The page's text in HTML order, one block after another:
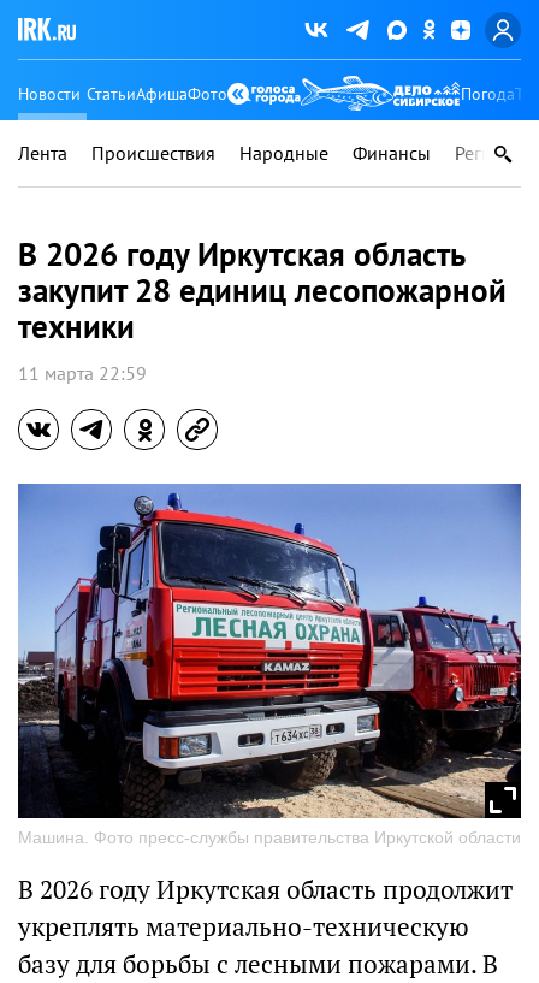
Новости СтатьиАфишаФото Погода
Лента Происшествия Народные Финансы Регионы
В 2026 году Иркутская область
закупит 28 единиц лесопожарной
техники
11 марта 22:59
Машина. Фото пресс-службы правительства Иркутской области
В 2026 году Иркутская область продолжит
укреплять материально-техническую
базу для борьбы с лесными пожарами. В